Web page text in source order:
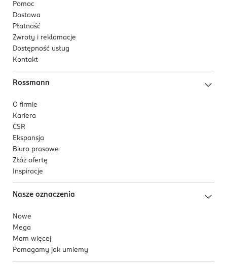
Pomoc
Dostawa
Płatność
Zwroty i reklamacje
Dostępność usług
Kontakt
Rossmann
O firmie
Kariera
CSR
Ekspansja
Biuro prasowe
Złóż ofertę
Inspiracje
Nasze oznaczenia
Nowe
Mega
Mam więcej
Pomagamy jak umiemy